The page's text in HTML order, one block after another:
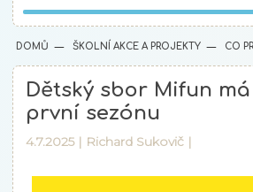
DOMŮ ŠKOLNÍ AKCE A PROJEKTY CO
Dětský sbor Mifun
první sezónu
4.7.2025 | Richard Sukovič |